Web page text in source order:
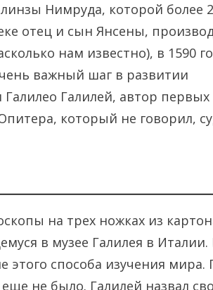
Нимруда, которой более
отец и сын Янсены,
нам известно), в 1590
важный шаг в развитии
Галилео Галилей, автор
который не говорил,
на трех ножках из
в музее Галилея в
этого способа изучения мира.
не было. Галилей назвал